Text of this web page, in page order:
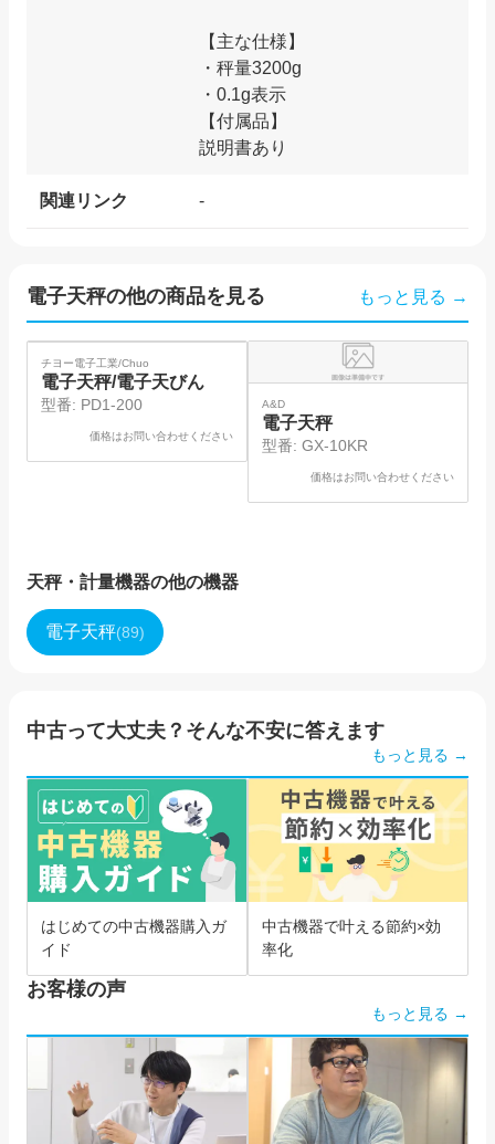
【主な仕様】
・秤量3200g
・0.1g表示
【付属品】
関連リンク -
電子天秤の他の商品を見る もっと見る →
SOLD
チヨー電子工業/Chuo
電子天秤/電子天びん
型番: PD1-200
価格はお問い合わせください
A&D
電子天秤
型番: GX-10KR
価格はお問い合わせください
天秤・計量機器の他の機器
電子天秤(89)
中古って大丈夫？そんな不安に答えます
もっと見る →
はじめての中古機器購入ガ
イド
中古機器で叶える節約×効
率化
お客様の声
もっと見る →